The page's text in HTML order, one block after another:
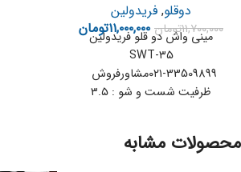
دوقلو, فریدولین
۱۱,۷۰۰,۰۰۰تومان ۱۱,۰۰۰,۰۰۰تومان
مینی واش دو قلو فریدولین
SWT-۳۵
۰۲۱-33509899مشاورفروش
ظرفیت شست و شو : ۳.۵
محصولات مشابه